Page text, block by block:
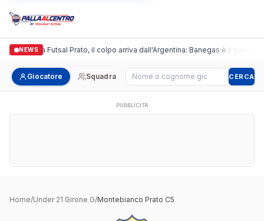
NEWS
Italgronda Futsal Prato, il colpo arriva dall'Argentina: Banegas è il nuovo
Giocatore Squadra Cerca giocatore CERCA
PUBBLICITÀ
Home/Under 21 Girone G/Montebianco Prato C5